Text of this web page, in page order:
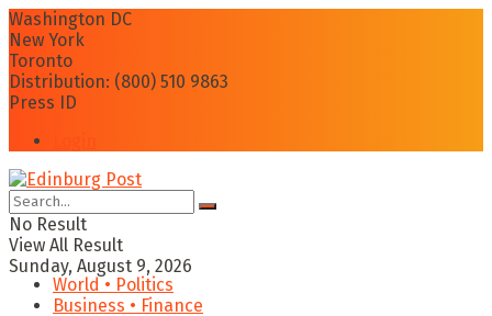
Washington DC
New York
Toronto
Distribution: (800) 510 9863
Press ID
No Result
View All Result
Sunday, August 9, 2026
World • Politics
Business • Finance